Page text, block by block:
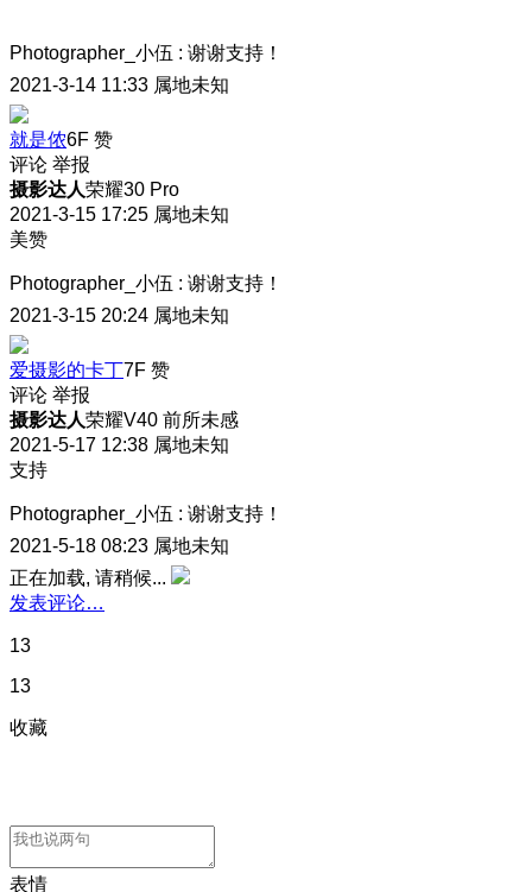
Photographer_小伍 : 谢谢支持！
2021-3-14 11:33 属地未知
就是侬6F 赞
评论 举报
摄影达人荣耀30 Pro
2021-3-15 17:25 属地未知
美赞
Photographer_小伍 : 谢谢支持！
2021-3-15 20:24 属地未知
爱摄影的卡丁7F 赞
评论 举报
摄影达人荣耀V40 前所未感
2021-5-17 12:38 属地未知
支持
Photographer_小伍 : 谢谢支持！
2021-5-18 08:23 属地未知
正在加载, 请稍候...
发表评论…
13
13
收藏
表情